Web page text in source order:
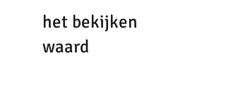
het bekijken
waard